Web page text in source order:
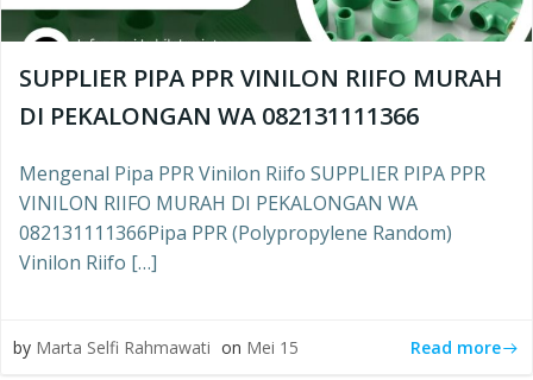
SUPPLIER PIPA PPR VINILON RIIFO MURAH
DI PEKALONGAN WA 082131111366
Mengenal Pipa PPR Vinilon Riifo SUPPLIER PIPA PPR
VINILON RIIFO MURAH DI PEKALONGAN WA
082131111366Pipa PPR (Polypropylene Random)
Vinilon Riifo […]
by Marta Selfi Rahmawati on Mei 15 Read more